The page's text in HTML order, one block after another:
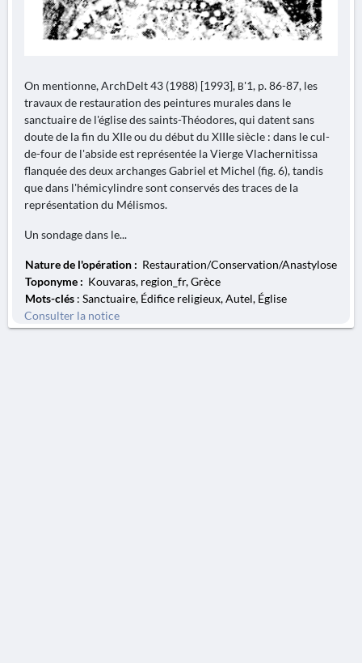
On mentionne, ArchDelt 43 (1988) [1993], Β'1, p. 86-87, les
travaux de restauration des peintures murales dans le
sanctuaire de l'église des saints-Théodores, qui datent sans
doute de la fin du XIIe ou du début du XIIIe siècle : dans le cul-
de-four de l'abside est représentée la Vierge Vlachernitissa
flanquée des deux archanges Gabriel et Michel (fig. 6), tandis
que dans l'hémicylindre sont conservés des traces de la
représentation du Mélismos.
Un sondage dans le...
Nature de l'opération : Restauration/Conservation/Anastylose
Toponyme : Kouvaras, region_fr, Grèce
Mots-clés : Sanctuaire, Édifice religieux, Autel, Église
Consulter la notice